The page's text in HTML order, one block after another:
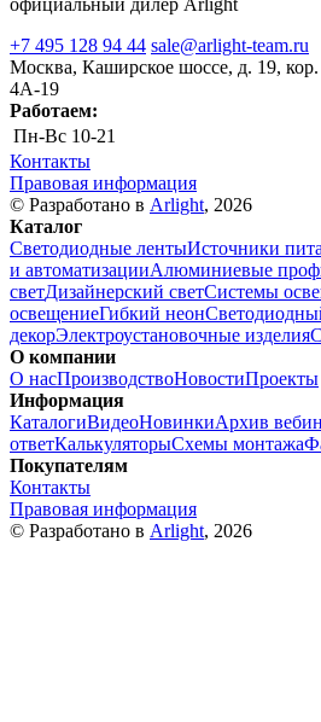
официальный дилер Arlight
+7 495 128 94 44 sale@arlight-team.ru
Москва, Каширское шоссе, д. 19,
4А-19
Работаем:
Пн-Вс 10-21
Контакты
Правовая информация
© Разработано в Arlight, 2026
Каталог
Светодиодные лентыИсточники
и автоматизацииАлюминиевые
светДизайнерский светСистемы
освещениеГибкий неон
декорЭлектроустановочные изделия
О компании
О насПроизводствоНовостиПроекты
Информация
КаталогиВидеоНовинкиАрхив
ответКалькуляторыСхемы монтажа
Покупателям
Контакты
Правовая информация
© Разработано в Arlight, 2026